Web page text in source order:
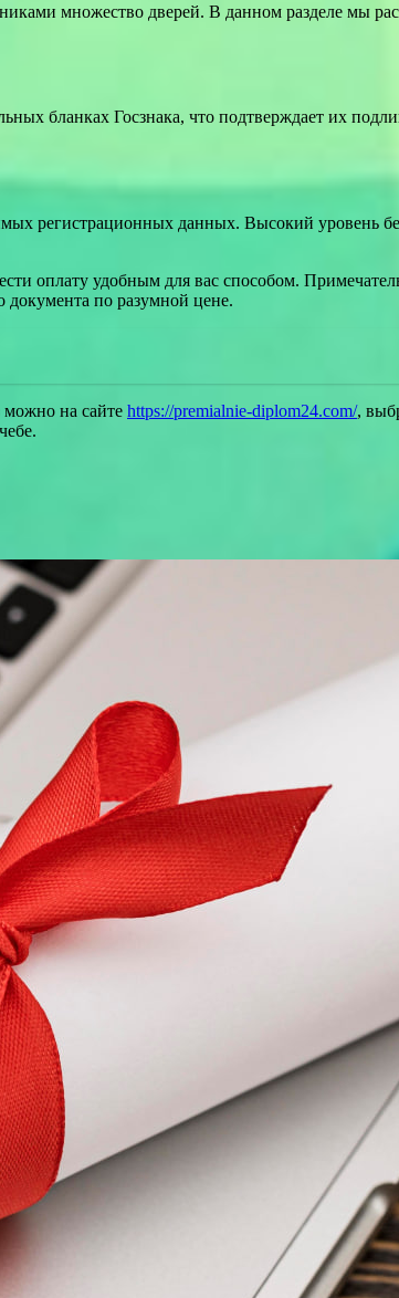
множество дверей. В данном разделе мы
бланках Госзнака, что подтверждает их
регистрационных данных. Высокий уровень
оплату удобным для вас способом.
по разумной цене.
можно на сайте https://premialnie-diplom24.com/,